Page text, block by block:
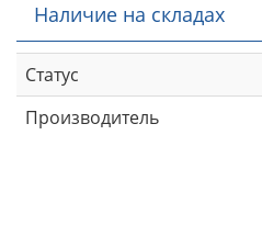
Наличие на складах
Статус
Производитель